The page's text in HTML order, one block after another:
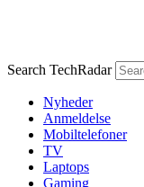
Search TechRadar
Nyheder
Anmeldelse
Mobiltelefoner
TV
Laptops
Gaming